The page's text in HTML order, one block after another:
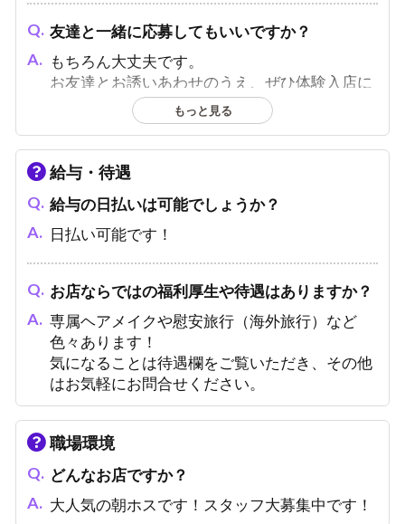
友達と一緒に応募してもいいですか？
もちろん大丈夫です。
お友達とお誘いあわせのうえ、ぜひ体験入店に
お越しください。
やる気はあるのですが、容姿に自信がありませ
ん…
どんなにイケメンでも、どんなに話しが上手く
ても、つまらない顔で接客していては、100％
お店が稼げるお店です。
自分の力で上にのぼり詰めたい、その気持ちさ
えあれば後は何もいりません。
入店から売れるまでの研修マニュアルの充実
で、どんな人でも夢を掴める環境を整えており
ますので、ぜひ一度ご来店下さい。
もっと見る
給与・待遇
給与の日払いは可能でしょうか？
日払い可能です！
お店ならではの福利厚生や待遇はありますか？
専属ヘアメイクや慰安旅行（海外旅行）など
色々あります！
気になることは待遇欄をご覧いただき、その他
はお気軽にお問合せください。
職場環境
どんなお店ですか？
大人気の朝ホスです！スタッフ大募集中です！